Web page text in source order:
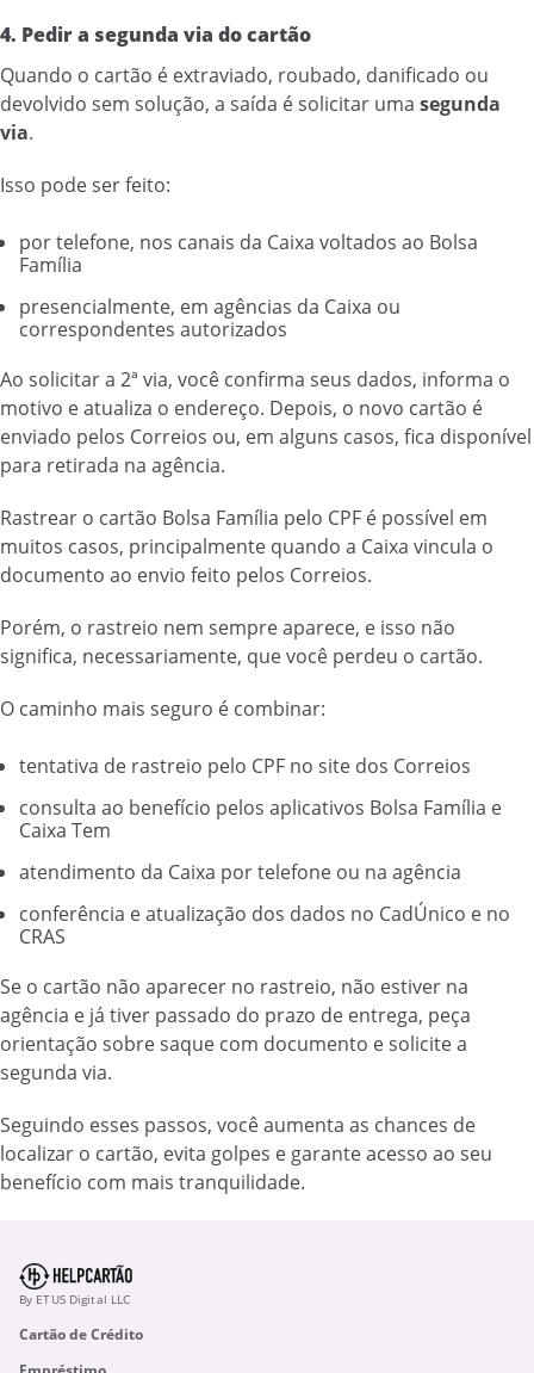
4. Pedir a segunda via do cartão
Quando o cartão é extraviado, roubado, danificado ou
devolvido sem solução, a saída é solicitar uma segunda
via.
Isso pode ser feito:
por telefone, nos canais da Caixa voltados ao Bolsa
Família
presencialmente, em agências da Caixa ou
correspondentes autorizados
Ao solicitar a 2ª via, você confirma seus dados, informa o
motivo e atualiza o endereço. Depois, o novo cartão é
enviado pelos Correios ou, em alguns casos, fica disponível
para retirada na agência.
Rastrear o cartão Bolsa Família pelo CPF é possível em
muitos casos, principalmente quando a Caixa vincula o
documento ao envio feito pelos Correios.
Porém, o rastreio nem sempre aparece, e isso não
significa, necessariamente, que você perdeu o cartão.
O caminho mais seguro é combinar:
tentativa de rastreio pelo CPF no site dos Correios
consulta ao benefício pelos aplicativos Bolsa Família e
Caixa Tem
atendimento da Caixa por telefone ou na agência
conferência e atualização dos dados no CadÚnico e no
CRAS
Se o cartão não aparecer no rastreio, não estiver na
agência e já tiver passado do prazo de entrega, peça
orientação sobre saque com documento e solicite a
segunda via.
Seguindo esses passos, você aumenta as chances de
localizar o cartão, evita golpes e garante acesso ao seu
benefício com mais tranquilidade.
By ETUS Digital LLC
Cartão de Crédito